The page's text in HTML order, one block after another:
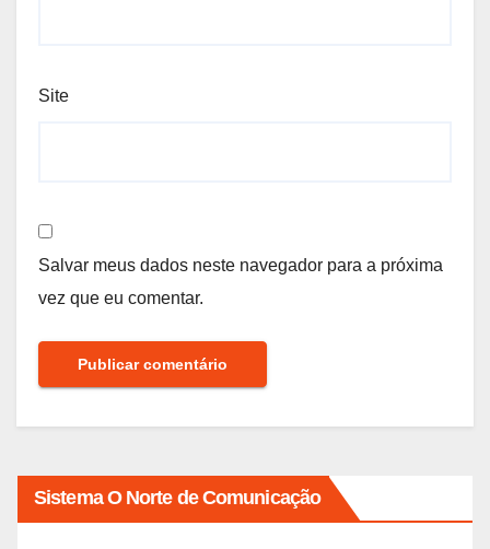
Site
Salvar meus dados neste navegador para a próxima
vez que eu comentar.
Sistema O Norte de Comunicação